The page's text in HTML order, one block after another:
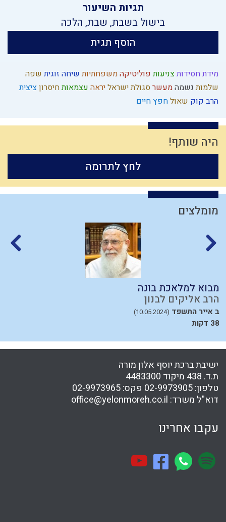
מידת חסידותצניעותפוליטיקהמשפחתיותשיחה זוגיתשפה
שלמותנשמהמעשרסגולת ישראליראה עצמאותחיסרוןציצית
הרב קוק שאולחפץ חיים
היה שותף!
לחץ לתרומה
תגיות השיעור
בישול בשבת, שבת, הלכה
הוסף תגית
מומלצים
מבוא למלאכת בונה
הרב אליקים לבנון
ב אייר התשפד (10.05.2024)
38 דקות
ישיבת ברכת יוסף אלון מורה
ת.ד. 438 מיקוד 4483300
טלפון:02-9973905 פקס:02-9973965
דוא"ל משרד: office@yelonmoreh.co.il
עקבו אחרינו